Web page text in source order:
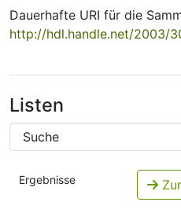
Leitlinien
Zurück zur Startseite
Dauerhafte URI für die
http://hdl.handle.net/2003/
Listen
Ergebnisse